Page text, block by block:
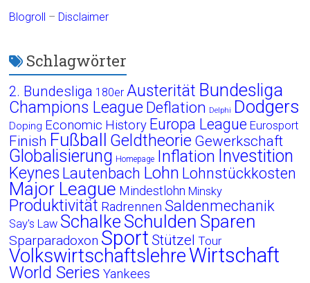
Blogroll – Disclaimer
Schlagwörter
2. Bundesliga 180er Austerität Bundesliga
Champions League Deflation Delphi Dodgers
Doping Economic History Europa League Eurosport
Finish Fußball Geldtheorie Gewerkschaft
Globalisierung Homepage Inflation Investition
Keynes Lautenbach Lohn Lohnstückkosten
Major League Mindestlohn Minsky
Produktivität Radrennen Saldenmechanik
Say's Law Schalke Schulden Sparen
Sparparadoxon Sport Stützel Tour
VolkswirtschaftslehreWirtschaft
World Series Yankees